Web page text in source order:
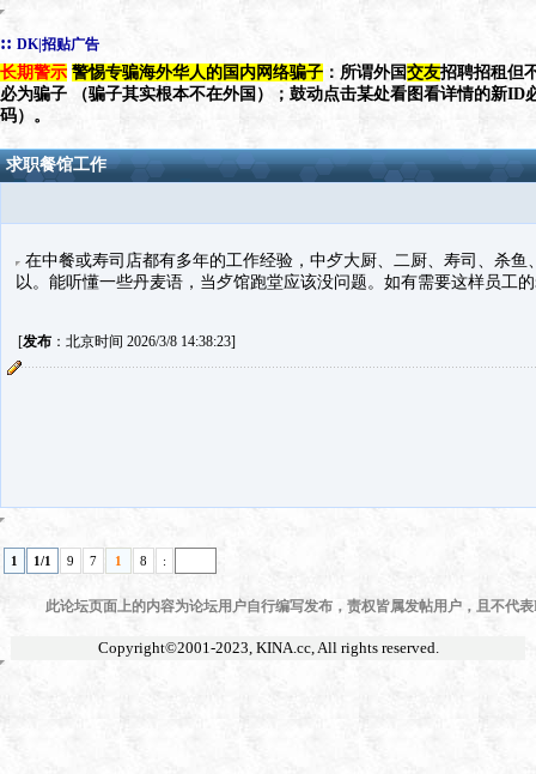
:: DK|招贴广告
长期警示 警惕专骗海外华人的国内网络骗子 ：所谓外国交友招聘招租但
必为骗子 （骗子其实根本不在外国）；鼓动点击某处看图看详情的新ID
码）。
求职餐馆工作
在中餐或寿司店都有多年的工作经验，中歺大厨、二厨、寿司、杀
以。能听懂一些丹麦语，当歺馆跑堂应该没问题。如有需要这样员工的
[发布：北京时间 2026/3/8 14:38:23]
1 1/1 9 7 1 8 :
此论坛页面上的内容为论坛用户自行编写发布，责权皆属发帖用户，且不代
Copyright©2001-2023, KINA.cc, All rights reserved.